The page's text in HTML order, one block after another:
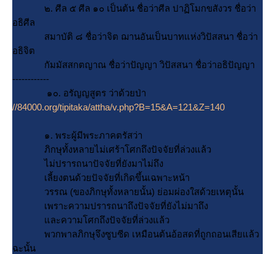
๒. ศีล ๕ ศีล ๑๐ เป็นต้น ชื่อว่าศีล ปาฏิโมกขสังวร ชื่อว่า
อธิศีล
สมาบัติ ๘ ชื่อว่าจิต ฌานอันเป็นบาทแห่งวิปัสสนา ชื่อว่า
อธิจิต
กัมมัสสกตญาณ ชื่อว่าปัญญา วิปัสสนา ชื่อว่าอธิปัญญา
------------
๑๐. อรัญญสูตร ว่าด้วยป่า
//84000.org/tipitaka/attha/v.php?B=15&A=121&Z=140
๑. พระผู้มีพระภาคตรัสว่า
ภิกษุทั้งหลายไม่เศร้าโศกถึงปัจจัยที่ล่วงแล้ว
ไม่ปรารถนาปัจจัยที่ยังมาไม่ถึง
เลี้ยงตนด้วยปัจจัยที่เกิดขึ้นเฉพาะหน้า
วรรณ (ของภิกษุทั้งหลายนั้น) ย่อมผ่องใสด้วยเหตุนั้น
เพราะความปรารถนาถึงปัจจัยที่ยังไม่มาถึง
ละความโศกถึงปัจจัยที่ล่วงแล้ว
พวกพาลภิกษุจึงซูบซีด เหมือนต้นอ้อสดที่ถูกถอนเสียแล้ว
ฉะนั้น